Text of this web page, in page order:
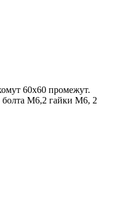
60х60 промежут.
М6,2 гайки М6, 2